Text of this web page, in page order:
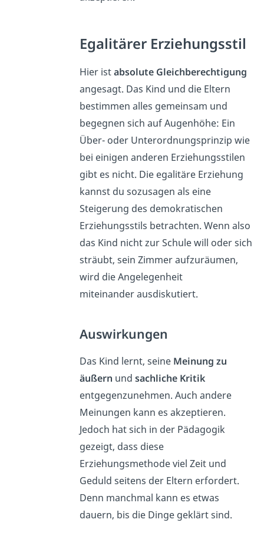
Egalitärer Erziehungsstil
Hier istabsolute Gleichberechtigung
angesagt. Das Kind und die Eltern
bestimmen alles gemeinsam und
begegnen sich auf Augenhöhe: Ein
Über- oder Unterordnungsprinzip wie
bei einigen anderen Erziehungsstilen
gibt es nicht. Die egalitäre Erziehung
kannst du sozusagen als eine
Steigerung des demokratischen
Erziehungsstils betrachten. Wenn also
das Kind nicht zur Schule will oder sich
sträubt, sein Zimmer aufzuräumen,
wird die Angelegenheit
miteinander ausdiskutiert.
Auswirkungen
Das Kind lernt, seine Meinung zu
äußern und sachliche Kritik
entgegenzunehmen. Auch andere
Meinungen kann es akzeptieren.
Jedoch hat sich in der Pädagogik
gezeigt, dass diese
Erziehungsmethode viel Zeit und
Geduld seitens der Eltern erfordert.
Denn manchmal kann es etwas
dauern, bis die Dinge geklärt sind.